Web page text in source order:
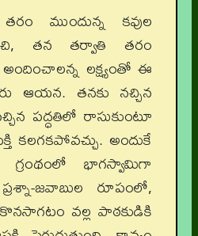
ముందున్న కవుల
తన తర్వాతి తరం
లక్ష్యంతో ఈ
ఆయన. తనకు నచ్చిన
పద్ధతిలో రాసుకుంటూ
కలగకపోవచ్చు. అందుకే
గ్రంథంలో భాగస్వామిగా
జవాబుల రూపంలో,
వల్ల పాఠకుడికి